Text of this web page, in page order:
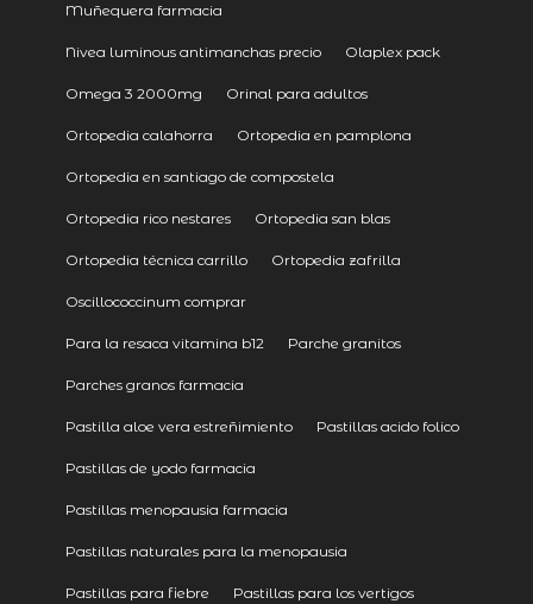
Muñequera farmacia
Nivea luminous antimanchas precio Olaplex pack
Omega 3 2000mg Orinal para adultos
Ortopedia calahorra Ortopedia en pamplona
Ortopedia en santiago de compostela
Ortopedia rico nestares Ortopedia san blas
Ortopedia técnica carrillo Ortopedia zafrilla
Oscillococcinum comprar
Para la resaca vitamina b12 Parche granitos
Parches granos farmacia
Pastilla aloe vera estreñimiento Pastillas acido folico
Pastillas de yodo farmacia
Pastillas menopausia farmacia
Pastillas naturales para la menopausia
Pastillas para fiebre Pastillas para los vertigos